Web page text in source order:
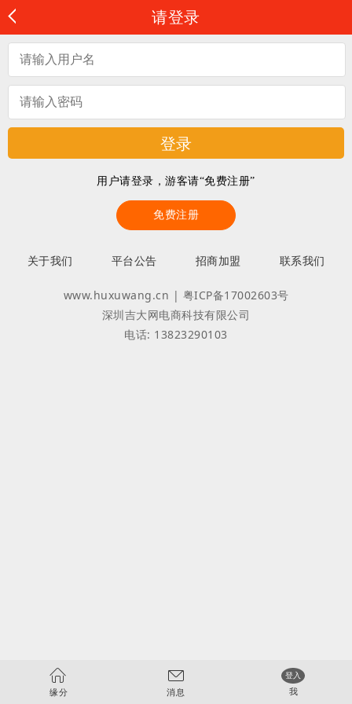
请登录
用户请登录，游客请“免费注册”
免费注册
关于我们 平台公告 招商加盟 联系我们
www.huxuwang.cn | 粤ICP备17002603号
深圳吉大网电商科技有限公司
电话: 13823290103

缘分

消息
登入
我